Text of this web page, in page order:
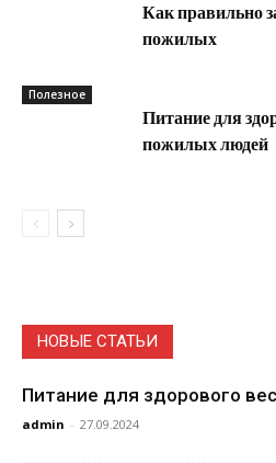
Как правильно
пожилых
Полезное
Питание для
пожилых людей
НОВЫЕ СТАТЬИ
Питание для здорового
admin - 27.09.2024